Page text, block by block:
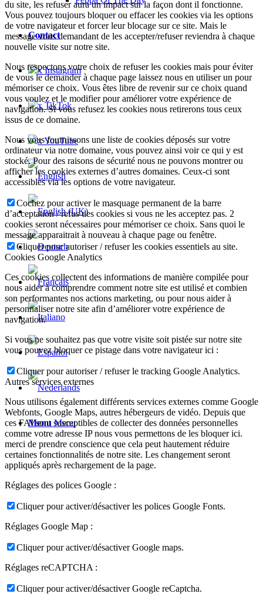
Contact
x Instagram
x TikTok
x YouTube
Menu Menu
du site, les refuser aura un impact sur la façon dont il fonctionne.
Vous pouvez toujours bloquer ou effacer les cookies via les options
de votre navigateur et forcer leur blocage sur ce site. Mais le
message vous demandant de les accepter/refuser reviendra à chaque
nouvelle visite sur notre site.
Nous respectons votre choix de refuser les cookies mais pour éviter
de vous le demander à chaque page laissez nous en utiliser un pour
mémoriser ce choix. Vous êtes libre de revenir sur ce choix quand
vous voulez et le modifier pour améliorer votre expérience de
navigation. Si vous refusez les cookies nous retirerons tous ceux
issus de ce domaine.
Nous vous fournissons une liste de cookies déposés sur votre
ordinateur via notre domaine, vous pouvez ainsi voir ce qui y est
stocké. Pour des raisons de sécurité nous ne pouvons montrer ou
afficher les cookies externes d’autres domaines. Ceux-ci sont
accessibles via les options de votre navigateur.
Cochez pour activer le masquage permanent de la barre
d’acceptation / refus des cookies si vous ne les acceptez pas. 2
cookies seront nécessaires pour mémoriser ce choix. Sans quoi le
message apparaitrait à nouveau à chaque page ou fenêtre.
Cliquer pour autoriser / refuser les cookies essentiels au site.
Cookies Google Analytics
Ces cookies collectent des informations de manière compilée pour
nous aider à comprendre comment notre site est utilisé et combien
son performantes nos actions marketing, ou pour nous aider à
personnaliser notre site afin d’améliorer votre expérience de
navigation.
Si vous ne souhaitez pas que votre visite soit pistée sur notre site
vous pouvez bloquer ce pistage dans votre navigateur ici :
Cliquer pour autoriser / refuser le tracking Google Analytics.
Autres services externes
Nous utilisons également différents services externes comme Google
Webfonts, Google Maps, autres hébergeurs de vidéo. Depuis que
ces FAI sont susceptibles de collecter des données personnelles
comme votre adresse IP nous vous permettons de les bloquer ici.
merci de prendre conscience que cela peut hautement réduire
certaines fonctionnalités de notre site. Les changement seront
appliqués après rechargement de la page.
Réglages des polices Google :
Cliquer pour activer/désactiver les polices Google Fonts.
Réglages Google Map :
Cliquer pour activer/désactiver Google maps.
Réglages reCAPTCHA :
Cliquer pour activer/désactiver Google reCaptcha.